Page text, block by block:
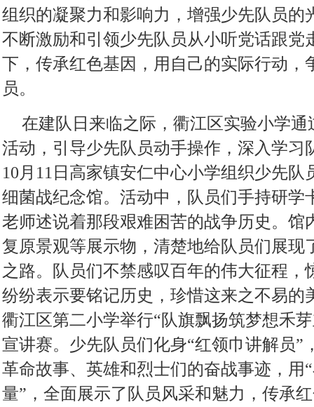
组织的凝聚力和影响力，增强少先队员的
不断激励和引领少先队员从小听党话跟党
下，传承红色基因，用自己的实际行动，
员。
在建队日来临之际，衢江区实验小学
活动，引导少先队员动手操作，深入学习
10月11日高家镇安仁中心小学组织少先队
细菌战纪念馆。活动中，队员们手持研学
老师述说着那段艰难困苦的战争历史。馆
复原景观等展示物，清楚地给队员们展现
之路。队员们不禁感叹百年的伟大征程，
纷纷表示要铭记历史，珍惜这来之不易的
衢江区第二小学举行“队旗飘扬筑梦想禾
宣讲赛。少先队员们化身“红领巾讲解员”
革命故事、英雄和烈士们的奋战事迹，用
量”，全面展示了队员风采和魅力，传承